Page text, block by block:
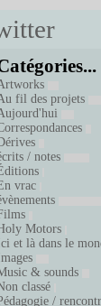
fil des projets
/ notes
vrac
Motors
et là dans le
& sounds
classé
/